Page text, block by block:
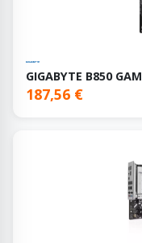
GIGABYTE B850
187,56 €